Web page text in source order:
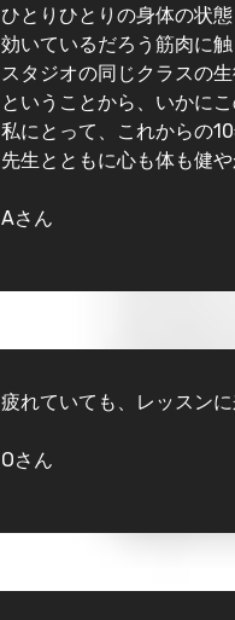
ひとりひとりの身体の状
効いているだろう筋肉に
スタジオの同じクラスの
ということから、いかに
私にとって、これからの
先生とともに心も体も健
Aさん
疲れていても、レッスン
Oさん